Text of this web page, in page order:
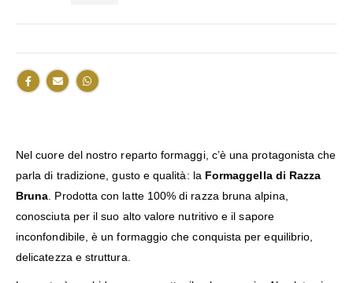
Nel cuore del nostro reparto formaggi, c’è una protagonista che
parla di tradizione, gusto e qualità: la Formaggella di Razza
Bruna. Prodotta con latte 100% di razza bruna alpina,
conosciuta per il suo alto valore nutritivo e il sapore
inconfondibile, è un formaggio che conquista per equilibrio,
delicatezza e struttura.